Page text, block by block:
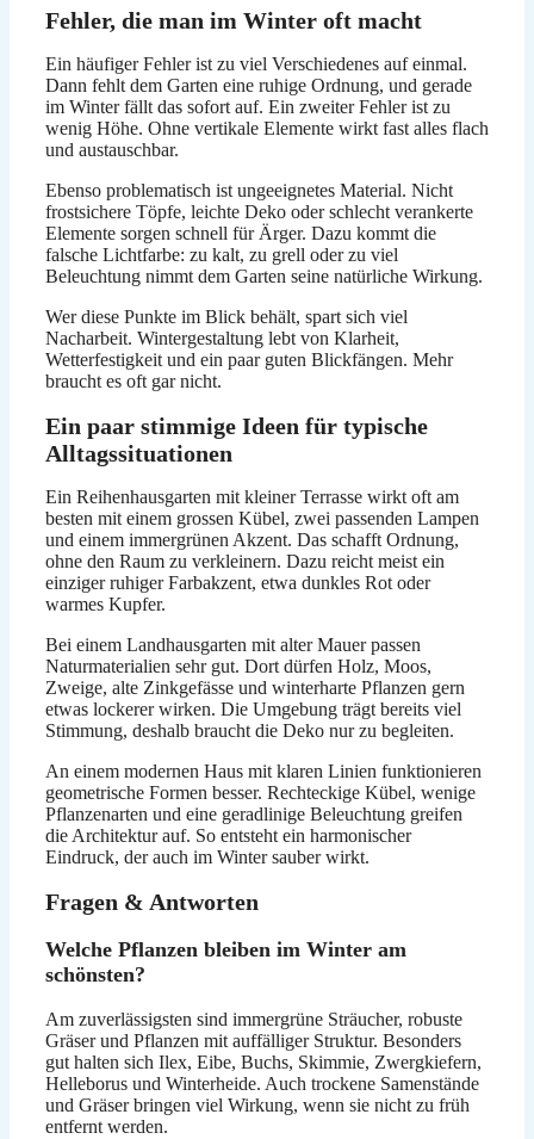
Fehler, die man im Winter oft macht
Ein häufiger Fehler ist zu viel Verschiedenes auf einmal.
Dann fehlt dem Garten eine ruhige Ordnung, und gerade
im Winter fällt das sofort auf. Ein zweiter Fehler ist zu
wenig Höhe. Ohne vertikale Elemente wirkt fast alles flach
und austauschbar.
Ebenso problematisch ist ungeeignetes Material. Nicht
frostsichere Töpfe, leichte Deko oder schlecht verankerte
Elemente sorgen schnell für Ärger. Dazu kommt die
falsche Lichtfarbe: zu kalt, zu grell oder zu viel
Beleuchtung nimmt dem Garten seine natürliche Wirkung.
Wer diese Punkte im Blick behält, spart sich viel
Nacharbeit. Wintergestaltung lebt von Klarheit,
Wetterfestigkeit und ein paar guten Blickfängen. Mehr
braucht es oft gar nicht.
Ein paar stimmige Ideen für typische
Alltagssituationen
Ein Reihenhausgarten mit kleiner Terrasse wirkt oft am
besten mit einem grossen Kübel, zwei passenden Lampen
und einem immergrünen Akzent. Das schafft Ordnung,
ohne den Raum zu verkleinern. Dazu reicht meist ein
einziger ruhiger Farbakzent, etwa dunkles Rot oder
warmes Kupfer.
Bei einem Landhausgarten mit alter Mauer passen
Naturmaterialien sehr gut. Dort dürfen Holz, Moos,
Zweige, alte Zinkgefässe und winterharte Pflanzen gern
etwas lockerer wirken. Die Umgebung trägt bereits viel
Stimmung, deshalb braucht die Deko nur zu begleiten.
An einem modernen Haus mit klaren Linien funktionieren
geometrische Formen besser. Rechteckige Kübel, wenige
Pflanzenarten und eine geradlinige Beleuchtung greifen
die Architektur auf. So entsteht ein harmonischer
Eindruck, der auch im Winter sauber wirkt.
Fragen & Antworten
Welche Pflanzen bleiben im Winter am
schönsten?
Am zuverlässigsten sind immergrüne Sträucher, robuste
Gräser und Pflanzen mit auffälliger Struktur. Besonders
gut halten sich Ilex, Eibe, Buchs, Skimmie, Zwergkiefern,
Helleborus und Winterheide. Auch trockene Samenstände
und Gräser bringen viel Wirkung, wenn sie nicht zu früh
entfernt werden.